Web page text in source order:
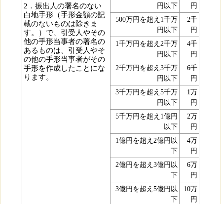
2．振出人の署名のない
白地手形（手形金額の記
載のないものは除きま
す。）で、引受人やその
他の手形当事者の署名の
あるものは、引受人やそ
の他の手形当事者がその
手形を作成したことにな
ります。
円以下
円
500万円を超え1千万
円以下
2千
円
1千万円を超え2千万
円以下
4千
円
2千万円を超え3千万
円以下
6千
円
3千万円を超え5千万
円以下
1万
円
5千万円を超え1億円
以下
2万
円
1億円を超え2億円以
下
4万
円
2億円を超え3億円以
下
6万
円
3億円を超え5億円以
下
10万
円